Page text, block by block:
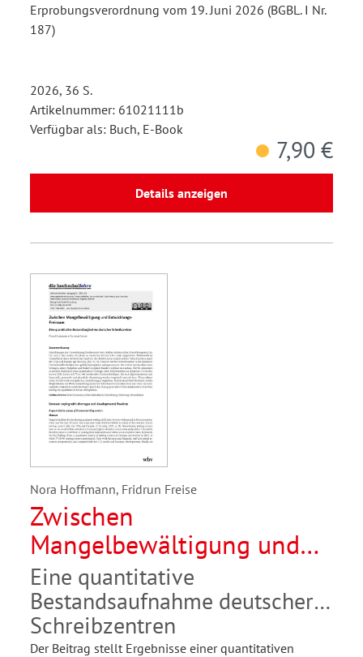
Erprobungsverordnung vom 19. Juni 2026 (BGBL. I Nr.
187)
2026, 36 S.
Artikelnummer: 61021111b
Verfügbar als: Buch, E-Book
7,90 €
Details anzeigen
Nora Hoffmann, Fridrun Freise
Zwischen
Mangelbewältigung und
Entwicklungs-Freiraum
Eine quantitative
Bestandsaufnahme deutscher
Schreibzentren
Der Beitrag stellt Ergebnisse einer quantitativen